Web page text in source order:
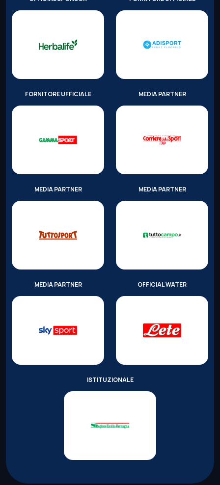
FORNITORE UFFICIALE MEDIA PARTNER
MEDIA PARTNER MEDIA PARTNER
MEDIA PARTNER OFFICIAL WATER
ISTITUZIONALE